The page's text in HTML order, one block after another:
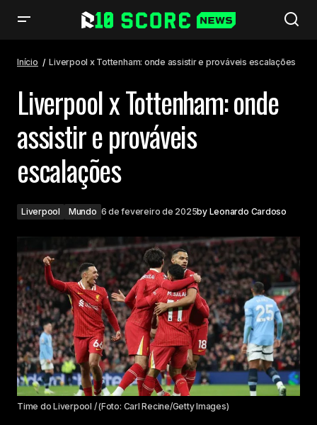
Início Liverpool x Tottenham: onde assistir e prováveis escalações
Liverpool x Tottenham: onde
assistir e prováveis
escalações
Liverpool Mundo 6 de fevereiro de 2025by Leonardo Cardoso
Time do Liverpool / (Foto: Carl Recine/Getty Images)